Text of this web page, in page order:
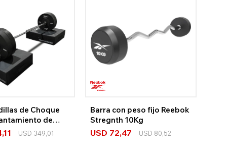
de Choque
de
USD349,01
Barra con peso fijo Reebok
Stregnth 10Kg
USD 72,47 USD80,52